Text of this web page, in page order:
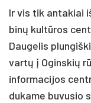
Ir vis tik an­ta­kiai
binų kultū­ros
Dau­ge­lis
vartų į Ogins­kių
in­for­ma­ci­jos
du­ka­me bu­vu­sio